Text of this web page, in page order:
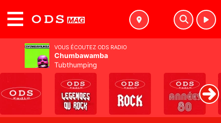
VOUS ÉCOUTEZ ODS RADIO
Chumbawamba
Tubthumping